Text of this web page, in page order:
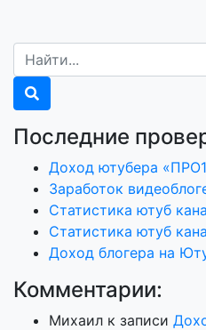
Последние
Доход ютубера
Заработок
Статистика ютуб
Статистика ютуб
Доход блогера на
Комментарии:
Михаил к записи